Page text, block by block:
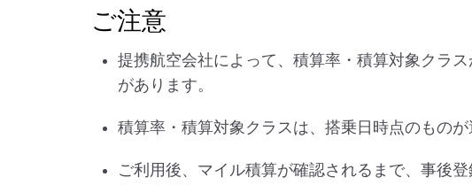
ご注意
提携航空会社によって、積算率・積算対象クラ
があります。
積算率・積算対象クラスは、搭乗日時点のものが
ご利用後、マイル積算が確認されるまで、事後